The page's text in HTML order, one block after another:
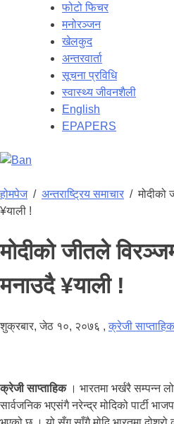
फोटो फिचर
मनोरञ्जन
खेलकुद
अन्तरवार्ता
सूचना प्रविधि
स्वास्थ्य जीवनशैली
English
EPAPERS
होमपेज/ अन्तराष्ट्रिय समाचार /मोदीको
¥याली !
मोदीको जीतले
मनाउदै ¥याली !
शुक्रबार, जेठ १०, २०७६ ,क्रेजी साप्ताहिक
क्रेजी साप्ताहिक। भारतमा भर्खरै सम्पन्न
सार्वजनिक भएसंगै नरेन्द्र मोदिको पार्टी